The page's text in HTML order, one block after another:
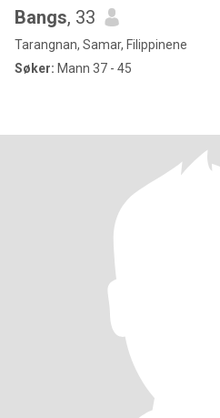
Bangs, 33
Tarangnan, Samar, Filippinene
Søker: Mann 37 - 45